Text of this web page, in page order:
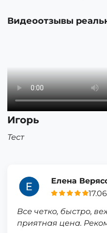
Видеоотзывы
Игорь
Тест
Елена
Все четко, быстро,
приятная цена.